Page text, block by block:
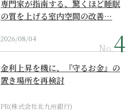
専門家が指南する、驚くほど睡眠
の質を上げる室内空間の改善…
2026/08/04
No.
金利上昇を機に、『守るお金』の
置き場所を再検討
PR(株式会社北九州銀行)